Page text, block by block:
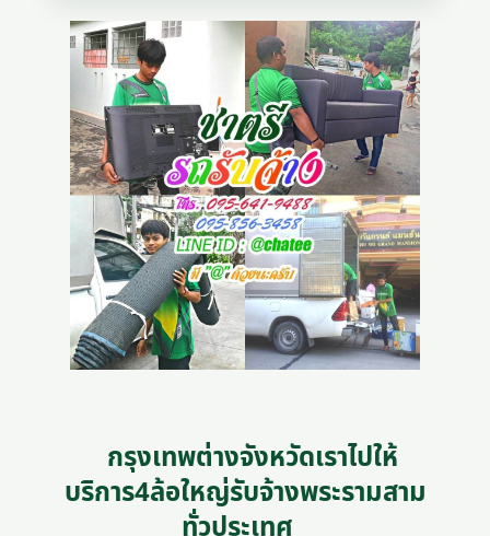
กรุงเทพต่างจังหวัดเราไปให้
บริการ4ล้อใหญ่รับจ้างพระรามสาม
ทั่วประเทศ